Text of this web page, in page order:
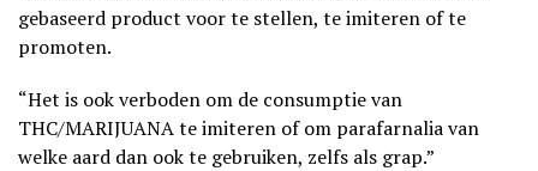
gebaseerd product voor te stellen, te imiteren of te
promoten.
“Het is ook verboden om de consumptie van
THC/MARIJUANA te imiteren of om parafarnalia van
welke aard dan ook te gebruiken, zelfs als grap.”